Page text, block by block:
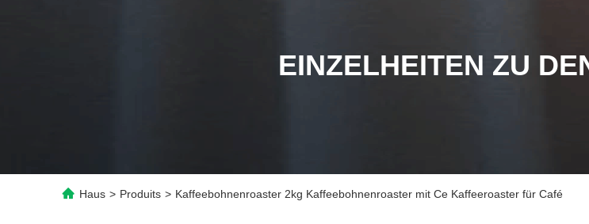
EINZELHEITEN ZU
Haus > Produits > Kaffeebohnenroaster 2kg Kaffeebohnenroaster mit Ce Kaffeeroaster für Café